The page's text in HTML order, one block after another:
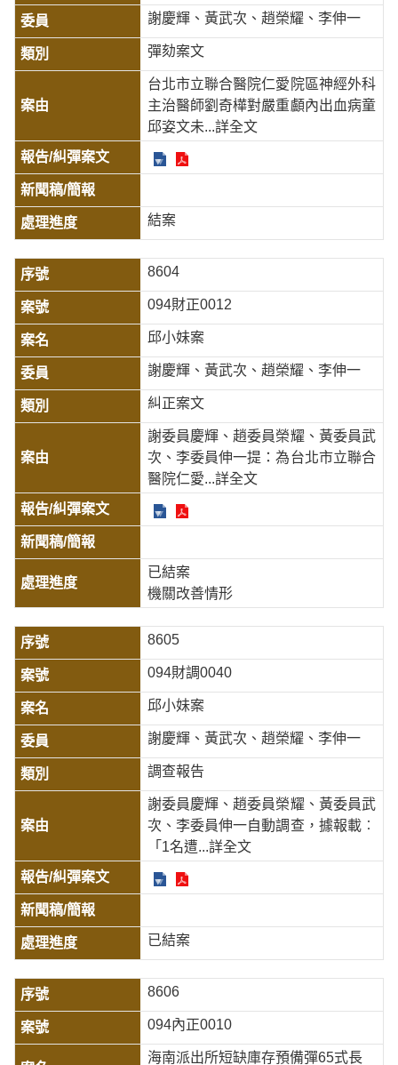
謝慶輝、黃武次、趙榮耀、李伸一
彈劾案文
台北市立聯合醫院仁愛院區神經外科
主治醫師劉奇樺對嚴重顱內出血病童
邱姿文未...詳全文
結案
8604
094財正0012
邱小妹案
謝慶輝、黃武次、趙榮耀、李伸一
糾正案文
謝委員慶輝、趙委員榮耀、黃委員武
次、李委員伸一提：為台北市立聯合
醫院仁愛...詳全文
已結案
機關改善情形
8605
094財調0040
邱小妹案
謝慶輝、黃武次、趙榮耀、李伸一
調查報告
謝委員慶輝、趙委員榮耀、黃委員武
次、李委員伸一自動調查，據報載︰
「1名遭...詳全文
已結案
8606
094內正0010
海南派出所短缺庫存預備彈65式長